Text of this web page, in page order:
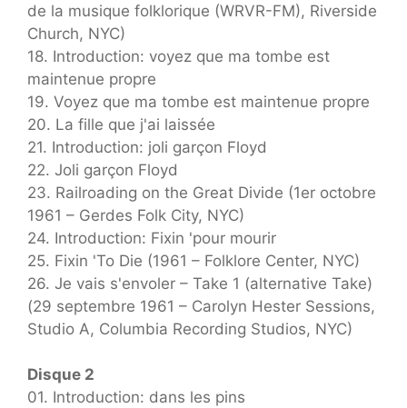
de la musique folklorique (WRVR-FM), Riverside
Church, NYC)
18. Introduction: voyez que ma tombe est
maintenue propre
19. Voyez que ma tombe est maintenue propre
20. La fille que j'ai laissée
21. Introduction: joli garçon Floyd
22. Joli garçon Floyd
23. Railroading on the Great Divide (1er octobre
1961 – Gerdes Folk City, NYC)
24. Introduction: Fixin 'pour mourir
25. Fixin 'To Die (1961 – Folklore Center, NYC)
26. Je vais s'envoler – Take 1 (alternative Take)
(29 septembre 1961 – Carolyn Hester Sessions,
Studio A, Columbia Recording Studios, NYC)
Disque 2
01. Introduction: dans les pins